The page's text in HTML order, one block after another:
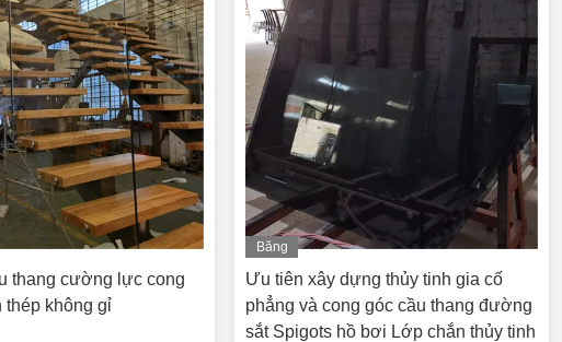
thang cường lực cong
thép không gỉ
Băng
hình
Ưu tiên xây dựng thủy tinh gia cố
phẳng và cong góc cầu thang đường
sắt Spigots hồ bơi Lớp chắn thủy tinh